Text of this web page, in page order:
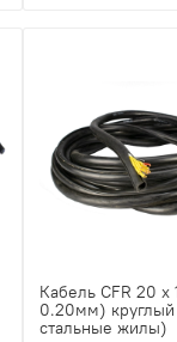
Кабель CFR 20 х
0.20мм)
стальные жилы)